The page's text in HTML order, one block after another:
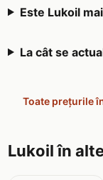
Este Lukoil
La cât se
Toate prețurile
Lukoil în